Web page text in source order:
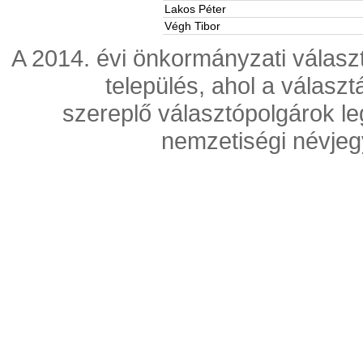
Lakos Péter
Végh Tibor
A 2014. évi önkormányzati
település, ahol a
szereplő választópolgárok
nemzetiségi